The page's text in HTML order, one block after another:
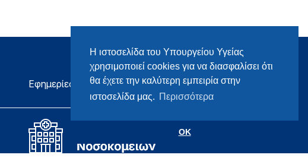
Η ιστοσελίδα του Υπουργείου Υγείας
χρησιμοποιεί cookies για να διασφαλίσει ότι
θα έχετε την καλύτερη εμπειρία στην
ιστοσελίδα μας. Περισσότερα
OK
Εφημερίες